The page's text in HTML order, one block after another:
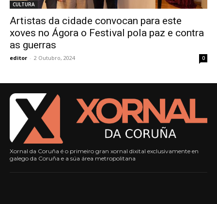
CULTURA
Artistas da cidade convocan para este
xoves no Ágora o Festival pola paz e contra
as guerras
editor - 2 Outubro, 2024 0
Xornal da Coruña é o primeiro gran xornal dixital exclusivamente en
galego da Coruña e a súa área metropolitana